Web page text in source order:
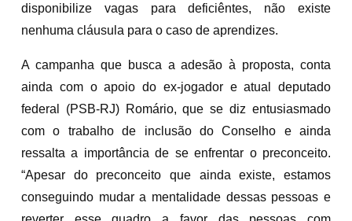
disponibilize vagas para deficiêntes, não existe
nenhuma cláusula para o caso de aprendizes.
A campanha que busca a adesão à proposta, conta
ainda com o apoio do ex-jogador e atual deputado
federal (PSB-RJ) Romário, que se diz entusiasmado
com o trabalho de inclusão do Conselho e ainda
ressalta a importância de se enfrentar o preconceito.
“Apesar do preconceito que ainda existe, estamos
conseguindo mudar a mentalidade dessas pessoas e